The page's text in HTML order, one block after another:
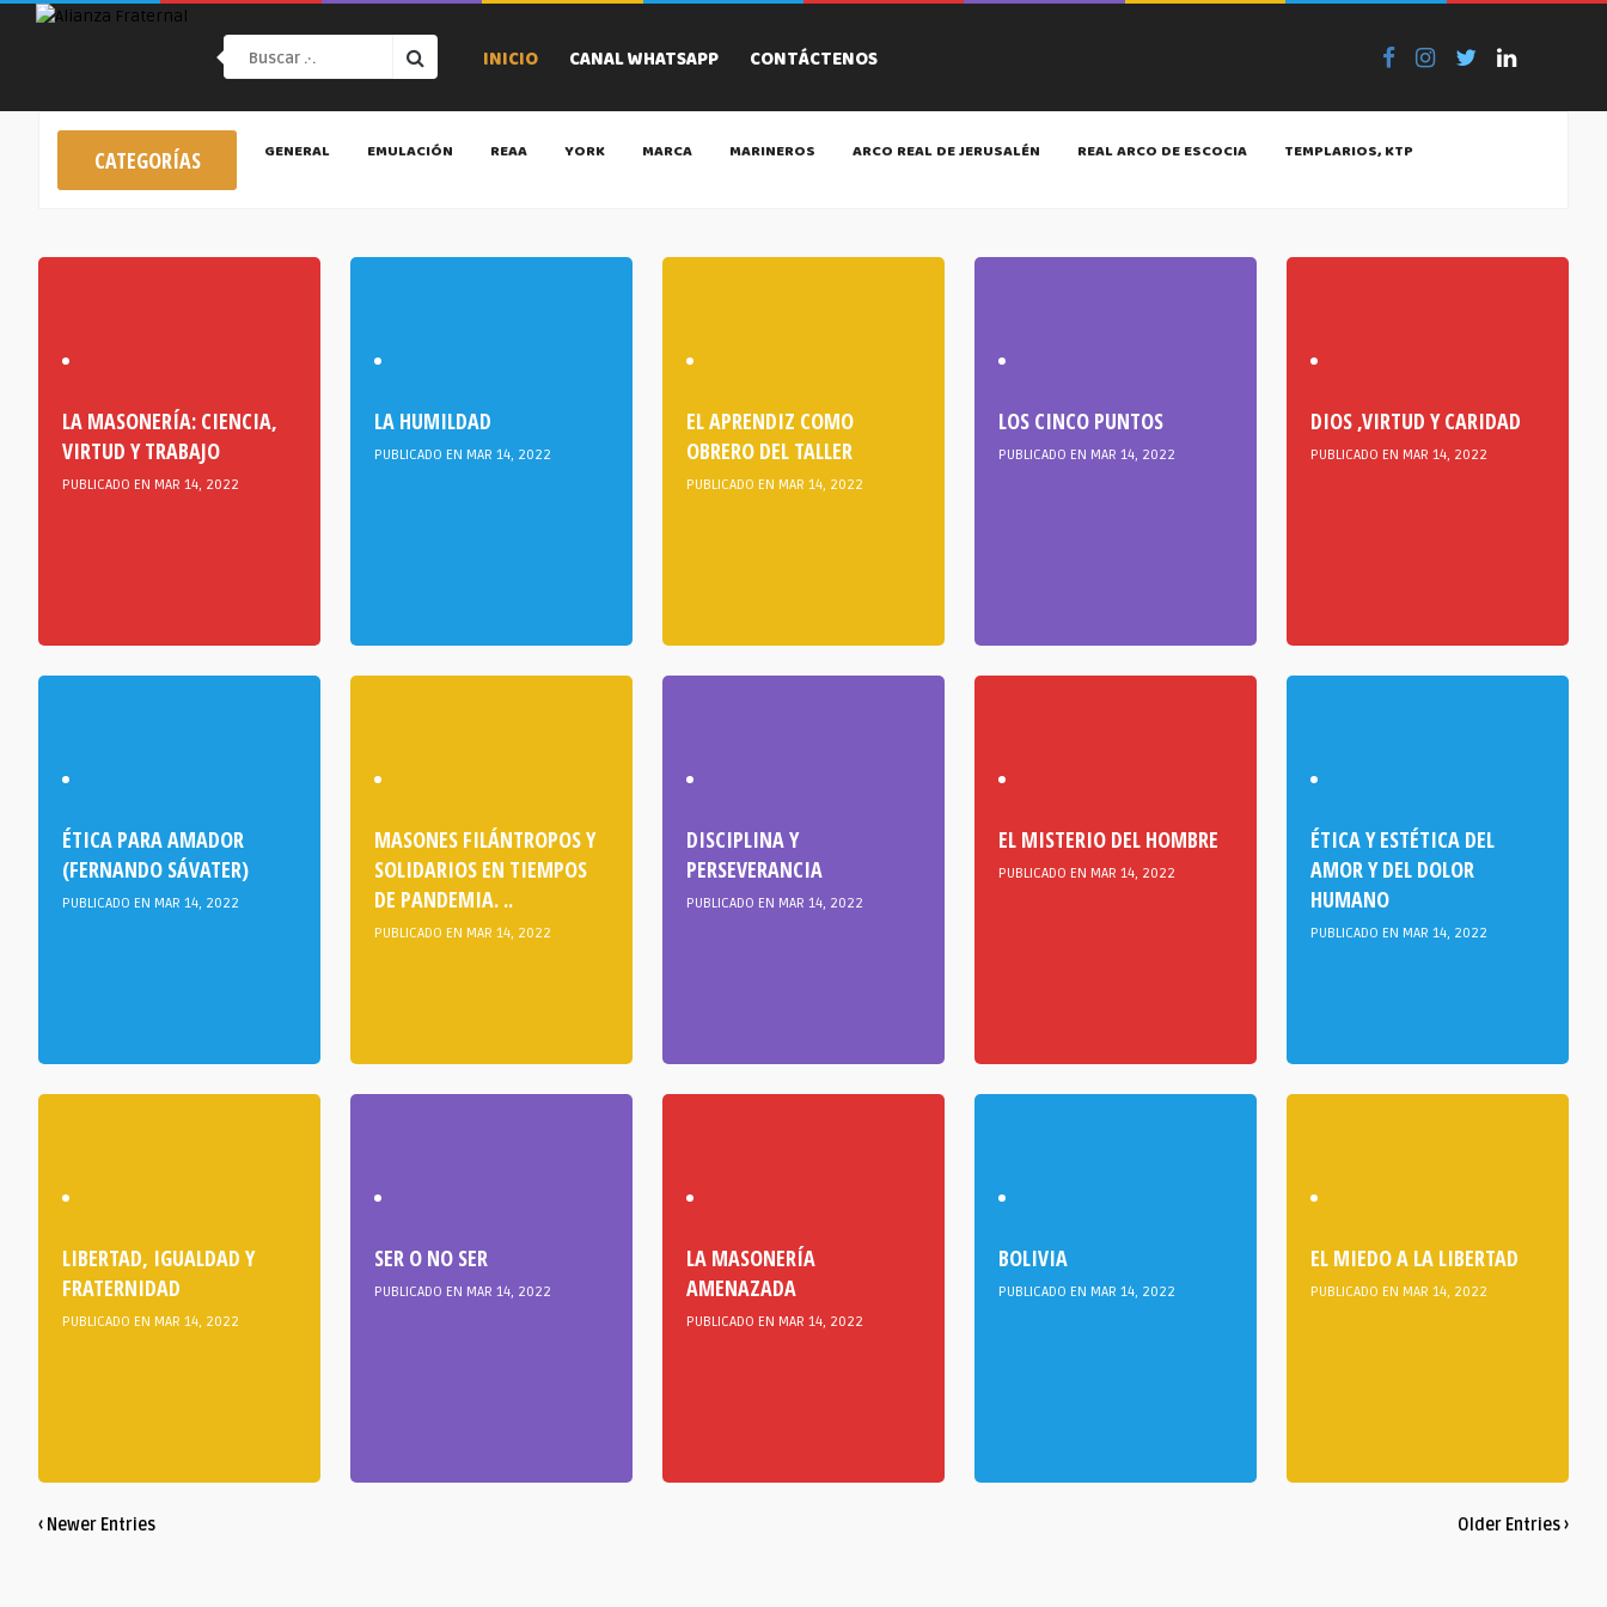
INICIO CANAL WHATSAPP CONTÁCTENOS
CATEGORÍAS GENERAL EMULACIÓN REAA YORK MARCA MARINEROS ARCO REAL DE JERUSALÉN REAL ARCO DE ESCOCIA TEMPLARIOS, KTP
LA MASONERÍA: CIENCIA,
VIRTUD Y TRABAJO
PUBLICADO EN MAR 14, 2022
LA HUMILDAD
PUBLICADO EN MAR 14, 2022
EL APRENDIZ COMO
OBRERO DEL TALLER
PUBLICADO EN MAR 14, 2022
LOS CINCO PUNTOS
PUBLICADO EN MAR 14, 2022
DIOS ,VIRTUD Y CARIDAD
PUBLICADO EN MAR 14, 2022
ÉTICA PARA AMADOR
(FERNANDO SÁVATER)
PUBLICADO EN MAR 14, 2022
MASONES FILÁNTROPOS Y
SOLIDARIOS EN TIEMPOS
DE PANDEMIA. ..
PUBLICADO EN MAR 14, 2022
DISCIPLINA Y
PERSEVERANCIA
PUBLICADO EN MAR 14, 2022
EL MISTERIO DEL HOMBRE
PUBLICADO EN MAR 14, 2022
ÉTICA Y ESTÉTICA DEL
AMOR Y DEL DOLOR
HUMANO
PUBLICADO EN MAR 14, 2022
LIBERTAD, IGUALDAD Y
FRATERNIDAD
PUBLICADO EN MAR 14, 2022
SER O NO SER
PUBLICADO EN MAR 14, 2022
LA MASONERÍA
AMENAZADA
PUBLICADO EN MAR 14, 2022
BOLIVIA
PUBLICADO EN MAR 14, 2022
EL MIEDO A LA LIBERTAD
PUBLICADO EN MAR 14, 2022
Older Entries ›
‹ Newer Entries